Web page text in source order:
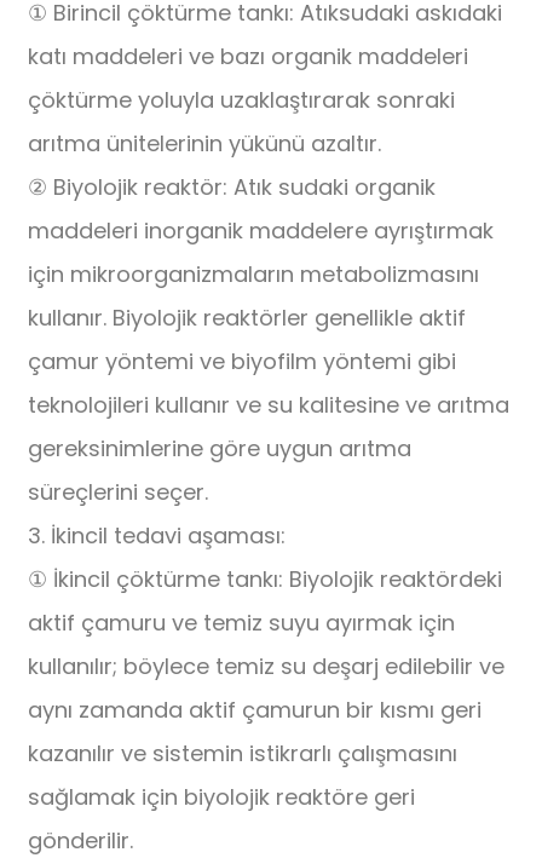
① Birincil çöktürme tankı: Atıksudaki askıdaki
katı maddeleri ve bazı organik maddeleri
çöktürme yoluyla uzaklaştırarak sonraki
arıtma ünitelerinin yükünü azaltır.
② Biyolojik reaktör: Atık sudaki organik
maddeleri inorganik maddelere ayrıştırmak
için mikroorganizmaların metabolizmasını
kullanır. Biyolojik reaktörler genellikle aktif
çamur yöntemi ve biyofilm yöntemi gibi
teknolojileri kullanır ve su kalitesine ve arıtma
gereksinimlerine göre uygun arıtma
süreçlerini seçer.
3. İkincil tedavi aşaması:
① İkincil çöktürme tankı: Biyolojik reaktördeki
aktif çamuru ve temiz suyu ayırmak için
kullanılır; böylece temiz su deşarj edilebilir ve
aynı zamanda aktif çamurun bir kısmı geri
kazanılır ve sistemin istikrarlı çalışmasını
sağlamak için biyolojik reaktöre geri
gönderilir.